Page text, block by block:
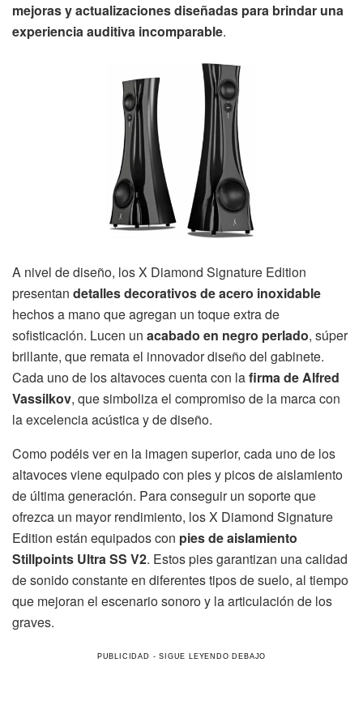
mejoras y actualizaciones diseñadas para brindar una
experiencia auditiva incomparable.
A nivel de diseño, los X Diamond Signature Edition
presentan detalles decorativos de acero inoxidable
hechos a mano que agregan un toque extra de
sofisticación. Lucen un acabado en negro perlado, súper
brillante, que remata el innovador diseño del gabinete.
Cada uno de los altavoces cuenta con lafirma de Alfred
Vassilkov, que simboliza el compromiso de la marca con
la excelencia acústica y de diseño.
Como podéis ver en la imagen superior, cada uno de los
altavoces viene equipado con pies y picos de aislamiento
de última generación. Para conseguir un soporte que
ofrezca un mayor rendimiento, los X Diamond Signature
Edition están equipados con pies de aislamiento
Stillpoints Ultra SS V2. Estos pies garantizan una calidad
de sonido constante en diferentes tipos de suelo, al tiempo
que mejoran el escenario sonoro y la articulación de los
graves.